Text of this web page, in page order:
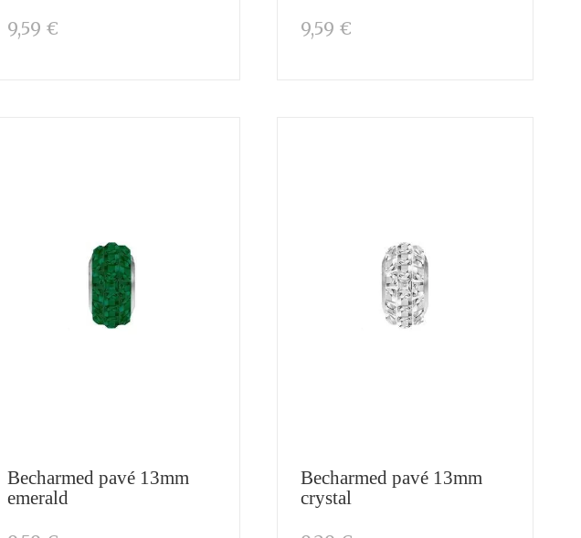
9,59 €
9,59 €
Becharmed pavé 13mm
emerald
Becharmed pavé 13mm
crystal